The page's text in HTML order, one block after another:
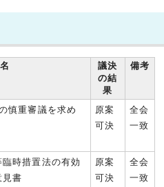
議決
の結
果
備考
慎重審議を求め
原案
可決
全会
一致
時措置法の有効
見書
原案
可決
全会
一致